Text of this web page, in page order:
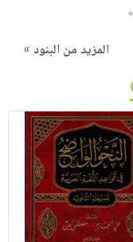
5
المزيد من البنود »